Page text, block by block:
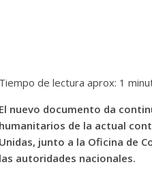
Tiempo de lectura aprox: 1
El nuevo documento da
humanitarios de la actual
Unidas, junto a la Oficina de
las autoridades nacionales.